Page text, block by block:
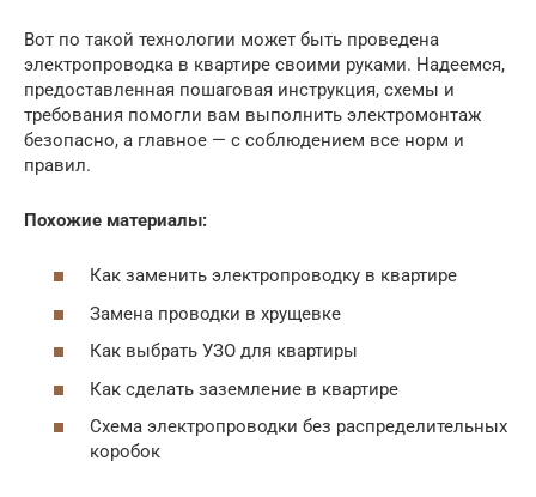
Вот по такой технологии может быть проведена
электропроводка в квартире своими руками. Надеемся,
предоставленная пошаговая инструкция, схемы и
требования помогли вам выполнить электромонтаж
безопасно, а главное — с соблюдением все норм и
правил.
Похожие материалы:
Как заменить электропроводку в квартире
Замена проводки в хрущевке
Как выбрать УЗО для квартиры
Как сделать заземление в квартире
Схема электропроводки без распределительных
коробок